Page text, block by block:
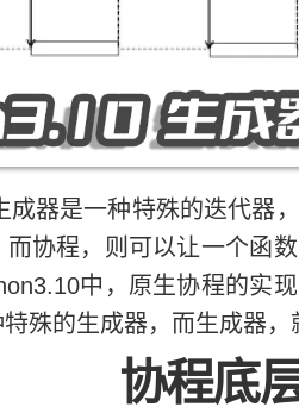
器是一种特殊的迭代器
协程，则可以让一个函
中，原生协程的实
殊的生成器，而生成器，
协程底